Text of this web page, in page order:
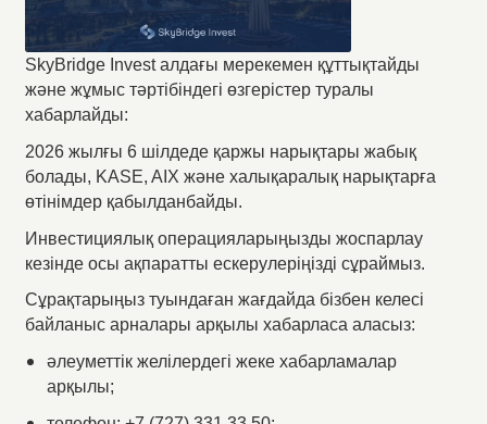
SkyBridge Invest алдағы мерекемен құттықтайды
және жұмыс тәртібіндегі өзгерістер туралы
хабарлайды:
2026 жылғы 6 шілдеде қаржы нарықтары жабық
болады, KASE, AIX және халықаралық нарықтарға
өтінімдер қабылданбайды.
Инвестициялық операцияларыңызды жоспарлау
кезінде осы ақпаратты ескерулеріңізді сұраймыз.
Сұрақтарыңыз туындаған жағдайда бізбен келесі
байланыс арналары арқылы хабарласа аласыз:
әлеуметтік желілердегі жеке хабарламалар
арқылы;